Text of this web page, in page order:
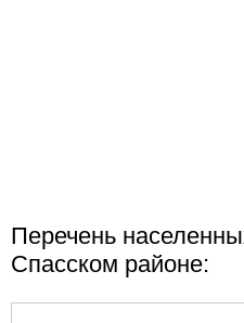
Перечень
Спасском районе: